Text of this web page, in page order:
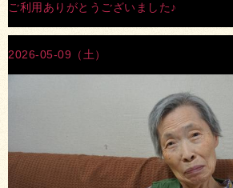
ご利用ありがとうございました♪
2026-05-09（土）